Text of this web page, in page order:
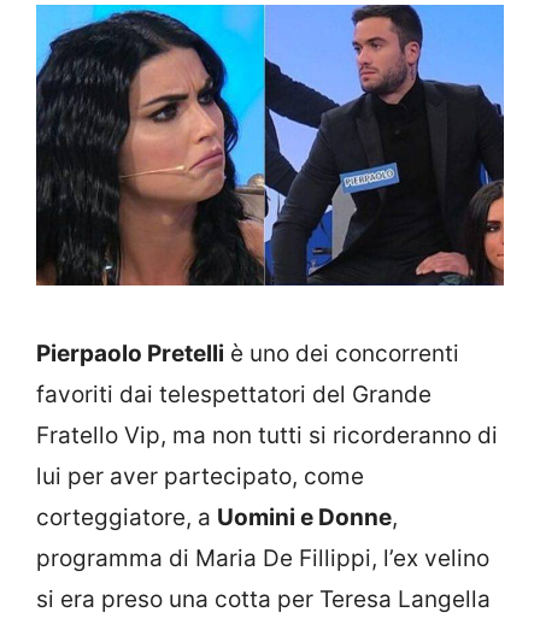
Pierpaolo Pretelli è uno dei concorrenti
favoriti dai telespettatori del Grande
Fratello Vip, ma non tutti si ricorderanno di
lui per aver partecipato, come
corteggiatore, a Uomini e Donne,
programma di Maria De Fillippi, l’ex velino
si era preso una cotta per Teresa Langella